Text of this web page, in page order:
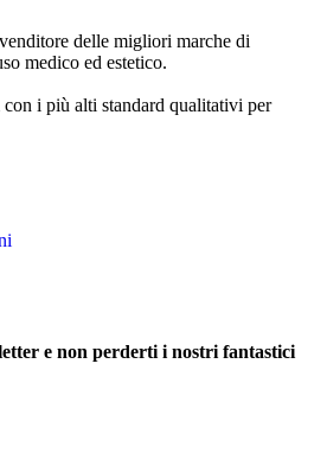
delle migliori marche di
medico ed estetico.
i più alti standard qualitativi per
e non perderti i nostri fantastici